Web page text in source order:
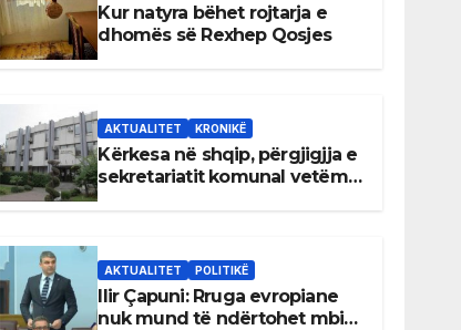
Kur natyra bëhet rojtarja e
dhomës së Rexhep Qosjes
AKTUALITET KRONIKË
Kërkesa në shqip, përgjigjja e
sekretariatit komunal vetëm
AKTUALITET POLITIKË
Ilir Çapuni: Rruga evropiane
nuk mund të ndërtohet mbi